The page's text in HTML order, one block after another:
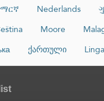
Nederlands
Moore
ქართული